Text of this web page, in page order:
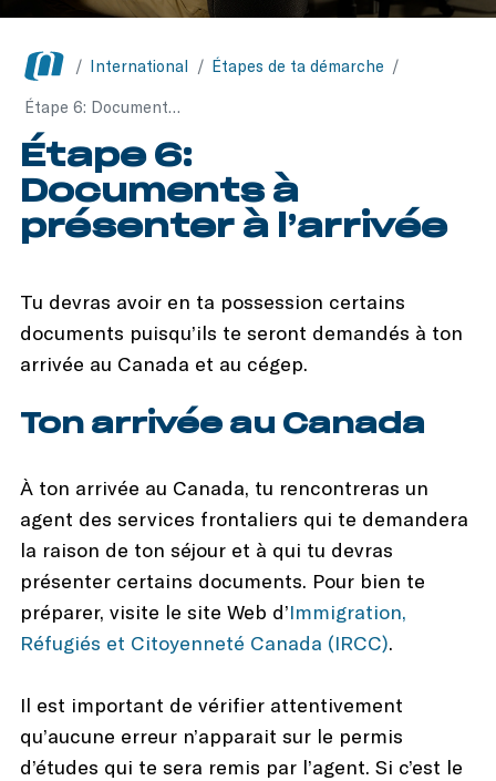
/ International / Étapes de ta démarche /
Étape 6: Documents à présenter à l’arrivée
Étape 6:
Documents à
présenter à l’arrivée
Tu devras avoir en ta possession certains
documents puisqu’ils te seront demandés à ton
arrivée au Canada et au cégep.
Ton arrivée au Canada
À ton arrivée au Canada, tu rencontreras un
agent des services frontaliers qui te demandera
la raison de ton séjour et à qui tu devras
présenter certains documents. Pour bien te
préparer, visite le site Web d’Immigration,
Réfugiés et Citoyenneté Canada (IRCC).
Il est important de vérifier attentivement
qu’aucune erreur n’apparait sur le permis
d’études qui te sera remis par l’agent. Si c’est le